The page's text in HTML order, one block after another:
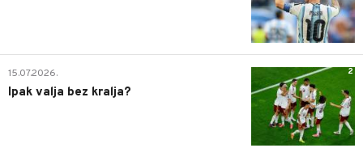
2
15.07.2026.
Ipak valja bez kralja?